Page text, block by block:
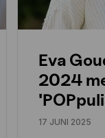
Eva
2024
17 JUNI 2025